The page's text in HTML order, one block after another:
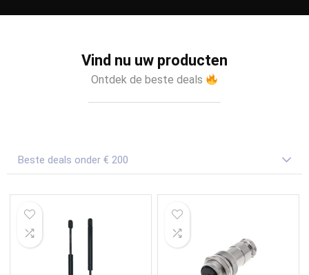
Vind nu uw producten
Ontdek de beste deals
Beste deals onder € 200